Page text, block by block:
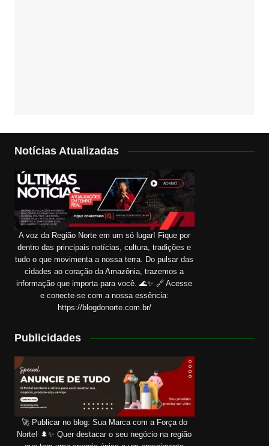
Notícias Atualizadas
A voz da Região Norte em um só lugar! Fique por
dentro das principais notícias, cultura, tradições e
tudo o que movimenta a nossa terra. Do pulsar das
cidades ao coração da Amazônia, trazemos a
informação que importa para você. 🌊✨ 🔗 Acesse
e conecte-se com a nossa essência:
https://blogdonorte.com.br/
Publicidades
🚀 Publicar no blog: Sua Marca com a Força do
Norte! 🌲✨ Quer destacar o seu negócio na região